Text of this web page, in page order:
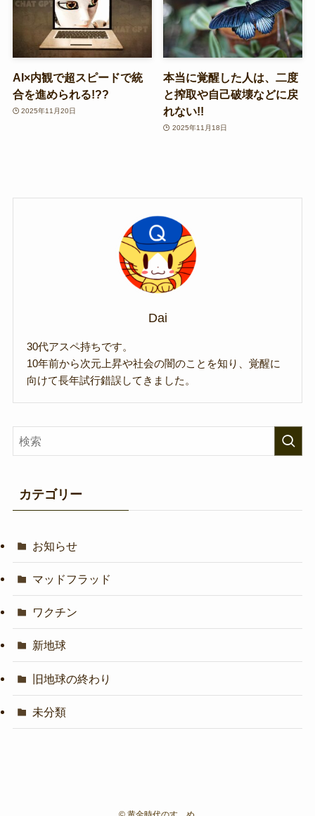
AI×内観で超スピードで統
合を進められる!??
2025年11月20日
本当に覚醒した人は、二度
と搾取や自己破壊などに戻
れない!!
2025年11月18日
Dai
30代アスペ持ちです。
10年前から次元上昇や社会の闇のことを知り、覚醒に
向けて長年試行錯誤してきました。
カテゴリー
お知らせ
マッドフラッド
ワクチン
新地球
旧地球の終わり
未分類